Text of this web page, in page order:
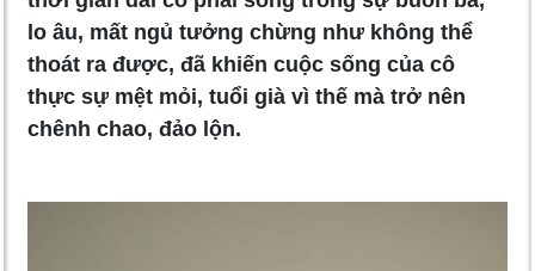
lo âu, mất ngủ tưởng chừng như không thể
thoát ra được, đã khiến cuộc sống của cô
thực sự mệt mỏi, tuổi già vì thế mà trở nên
chênh chao, đảo lộn.